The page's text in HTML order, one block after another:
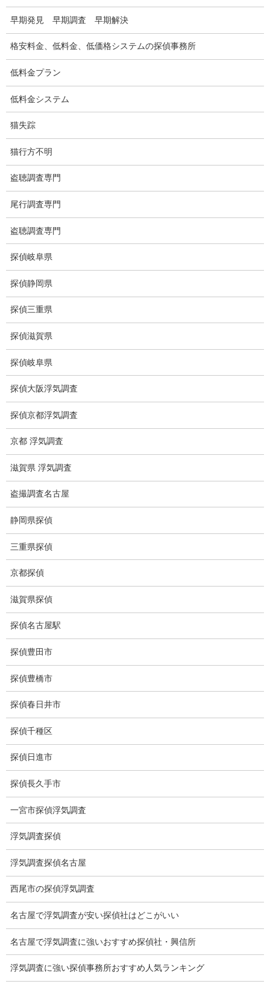
浮気調査関連調査
ドメスティックバイオレンスDV調査
盗聴調査料金
盗聴器の種類
ご依頼の注意点
世界の盗聴事情
弊社が選ばれる理由
盗撮器
ストーカー調査
待ち伏せ
集団ストーカー
GPS発見調査
盗難車両調査
盗撮犯防止対策調査
痴漢防止対策調査
下着窃盗犯防止対策調査
猫犬の捜索
所在調査
身元調査
人探し
失踪・家出調査
所在確認調査
調査料金
猫の捜索調査料金
報告書サンプル
調査事例
お礼の言葉
Q&A
浮気証拠は何回必要か？
早期発見 早期調査 早期解決
格安料金、低料金、低価格システムの探偵事務所
低料金プラン
低料金システム
猫失踪
猫行方不明
盗聴調査専門
尾行調査専門
盗聴調査専門
探偵岐阜県
探偵静岡県
探偵三重県
探偵滋賀県
探偵岐阜県
探偵大阪浮気調査
探偵京都浮気調査
京都 浮気調査
滋賀県 浮気調査
盗撮調査名古屋
静岡県探偵
三重県探偵
京都探偵
滋賀県探偵
探偵名古屋駅
探偵豊田市
探偵豊橋市
探偵春日井市
探偵千種区
探偵日進市
探偵長久手市
一宮市探偵浮気調査
浮気調査探偵
浮気調査探偵名古屋
西尾市の探偵浮気調査
名古屋で浮気調査が安い探偵社はどこがいい
名古屋で浮気調査に強いおすすめ探偵社・興信所
浮気調査に強い探偵事務所おすすめ人気ランキング